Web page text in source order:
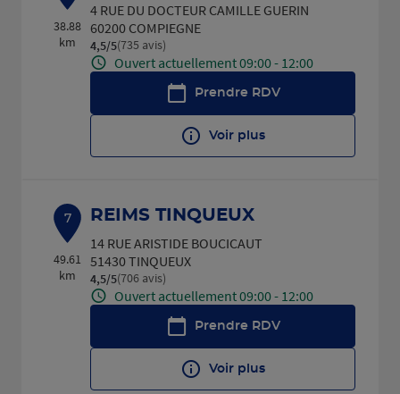
38.88
km
4 RUE DU DOCTEUR CAMILLE GUERIN
60200 COMPIEGNE
4,5/5Note de 4.5 sur 5
(735 avis)
Ouvert actuellement 09:00 - 12:00
Prendre RDV
Voir plus
7
49.61
km
REIMS TINQUEUX
14 RUE ARISTIDE BOUCICAUT
51430 TINQUEUX
4,5/5Note de 4.5 sur 5
(706 avis)
Ouvert actuellement 09:00 - 12:00
Prendre RDV
Voir plus